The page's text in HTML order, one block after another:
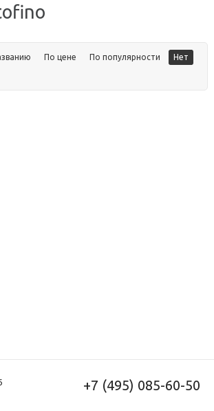
По цене По популярности Нет
+7 (495) 085-60-50